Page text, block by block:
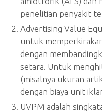
penelitian penyakit
Advertising Value
untuk
dengan
setara. Untuk
(misalnya ukuran
dengan biaya unit
UVPM adalah